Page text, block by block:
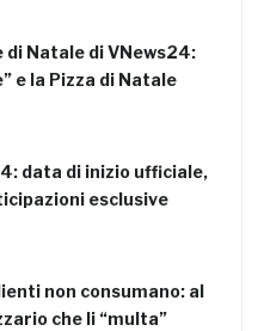
Natale di VNews24:
e la Pizza di Natale
data di inizio ufficiale,
esclusive
non consumano: al
che li “multa”